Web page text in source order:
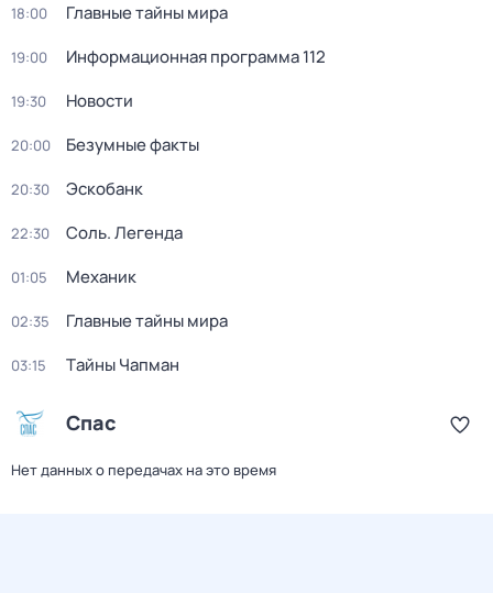
18:00 Главные тайны мира
19:00 Информационная программа 112
19:30 Новости
20:00 Безумные факты
20:30 Эскобанк
22:30 Соль. Легенда
01:05 Механик
02:35 Главные тайны мира
03:15 Тaйны Чапман
Спас
Нет данных о передачах на это время